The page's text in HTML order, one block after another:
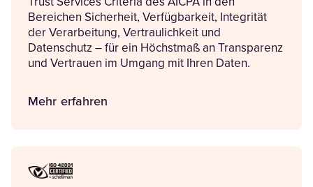
Bereichen Sicherheit, Verfügbarkeit, Integrität
der Verarbeitung, Vertraulichkeit und
Datenschutz – für ein Höchstmaß an Transparenz
und Vertrauen im Umgang mit Ihren Daten.
Mehr erfahren